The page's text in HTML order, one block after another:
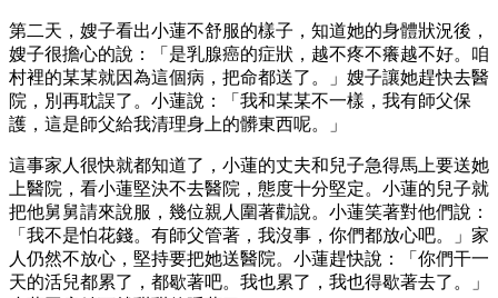
第二天，嫂子看出小蓮不舒服的樣子，知道她的身體狀況後，
嫂子很擔心的說：「是乳腺癌的症狀，越不疼不癢越不好。咱
村裡的某某就因為這個病，把命都送了。」嫂子讓她趕快去醫
院，別再耽誤了。小蓮說：「我和某某不一樣，我有師父保
護，這是師父給我清理身上的髒東西呢。」
這事家人很快就都知道了，小蓮的丈夫和兒子急得馬上要送她
上醫院，看小蓮堅決不去醫院，態度十分堅定。小蓮的兒子就
把他舅舅請來說服，幾位親人圍著勸說。小蓮笑著對他們說：
「我不是怕花錢。有師父管著，我沒事，你們都放心吧。」家
人仍然不放心，堅持要把她送醫院。小蓮趕快說：「你們干一
天的活兒都累了，都歇著吧。我也累了，我也得歇著去了。」